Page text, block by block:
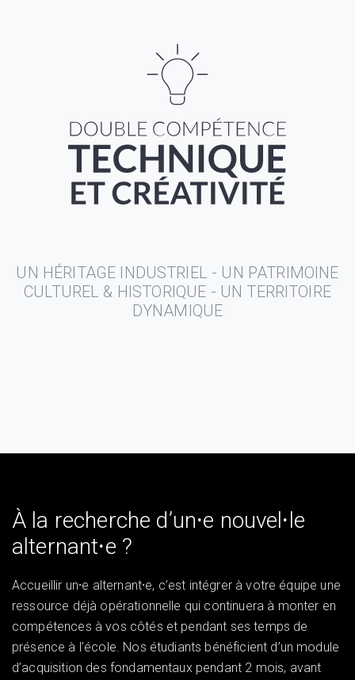
UN HÉRITAGE INDUSTRIEL - UN PATRIMOINE
CULTUREL & HISTORIQUE - UN TERRITOIRE
DYNAMIQUE
À la recherche d’un⸱e nouvel⸱le
alternant⸱e ?
Accueillir un⸱e alternant⸱e, c’est intégrer à votre équipe une
ressource déjà opérationnelle qui continuera à monter en
compétences à vos côtés et pendant ses temps de
présence à l’école. Nos étudiants bénéficient d’un module
d’acquisition des fondamentaux pendant 2 mois, avant